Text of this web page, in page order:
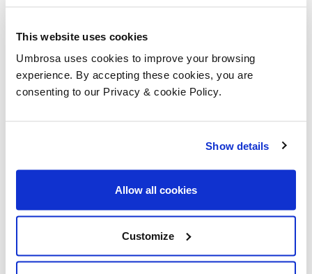
This website uses cookies
Umbrosa uses cookies to improve your browsing
experience. By accepting these cookies, you are
consenting to our Privacy & cookie Policy.
Show details
Allow all cookies
Customize